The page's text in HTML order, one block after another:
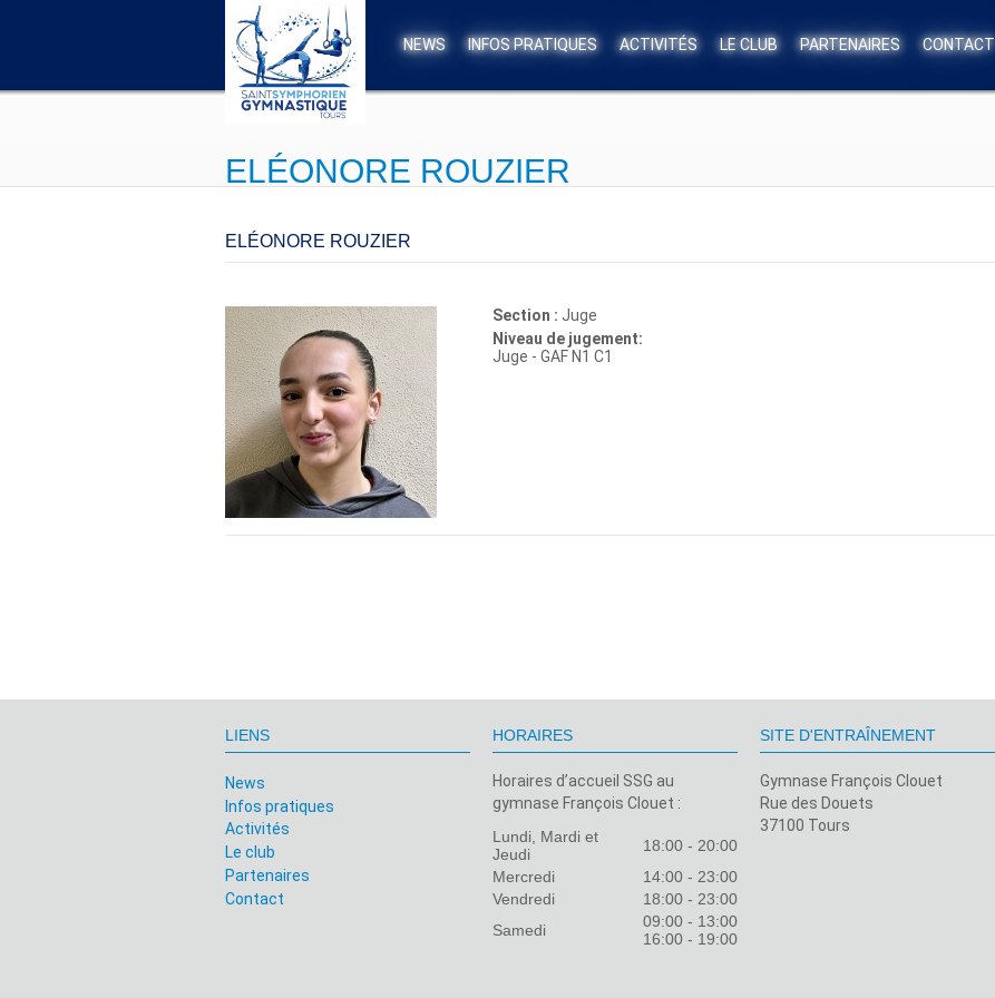
NEWS
INFOS PRATIQUES ACTIVITÉS LE CLUB PARTENAIRES CONTACT
ELÉONORE ROUZIER
ELÉONORE ROUZIER
Section : Juge
Niveau de jugement:
Juge - GAF N1 C1
LIENS
News
Infos pratiques
Activités
Le club
Partenaires
Contact
HORAIRES
Horaires d’accueil SSG au
gymnase François Clouet :
Lundi, Mardi et
Jeudi
18:00 - 20:00
Mercredi
14:00 - 23:00
Vendredi
18:00 - 23:00
Samedi
09:00 - 13:00
16:00 - 19:00
SITE D'ENTRAÎNEMENT
Gymnase François Clouet
Rue des Douets
37100 Tours